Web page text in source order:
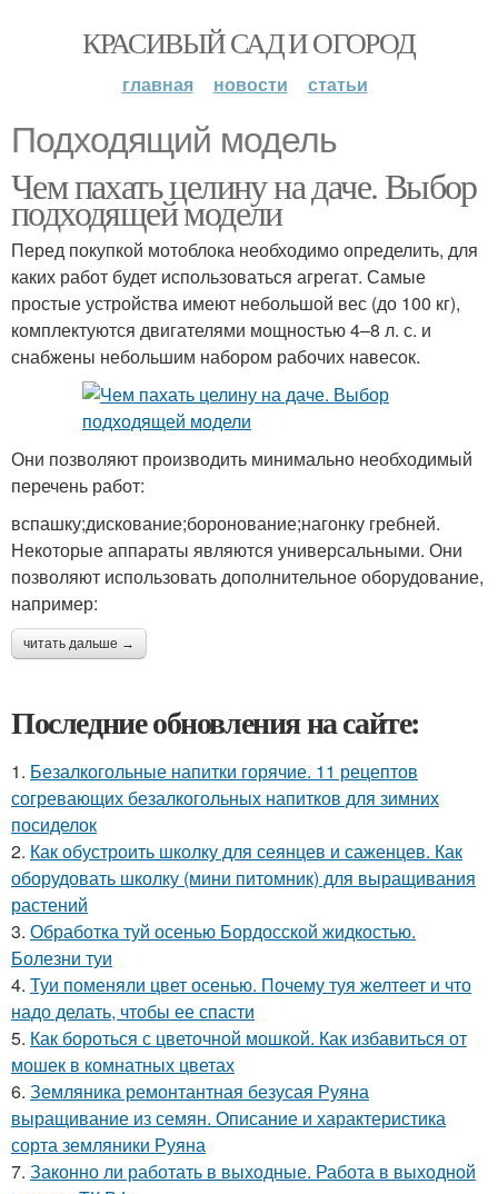
КРАСИВЫЙ САД И ОГОРОД
главная новости статьи
Подходящий модель
Чем пахать целину на даче. Выбор
подходящей модели
Перед покупкой мотоблока необходимо определить, для
каких работ будет использоваться агрегат. Самые
простые устройства имеют небольшой вес (до 100 кг),
комплектуются двигателями мощностью 4–8 л. с. и
снабжены небольшим набором рабочих навесок.
Они позволяют производить минимально необходимый
перечень работ:
вспашку;дискование;боронование;нагонку гребней.
Некоторые аппараты являются универсальными. Они
позволяют использовать дополнительное оборудование,
например:
читать дальше →
Последние обновления на сайте:
1. Безалкогольные напитки горячие. 11 рецептов
согревающих безалкогольных напитков для зимних
посиделок
2. Как обустроить школку для сеянцев и саженцев. Как
оборудовать школку (мини питомник) для выращивания
растений
3. Обработка туй осенью Бордосской жидкостью.
Болезни туи
4. Туи поменяли цвет осенью. Почему туя желтеет и что
надо делать, чтобы ее спасти
5. Как бороться с цветочной мошкой. Как избавиться от
мошек в комнатных цветах
6. Земляника ремонтантная безусая Руяна
выращивание из семян. Описание и характеристика
сорта земляники Руяна
7. Законно ли работать в выходные. Работа в выходной